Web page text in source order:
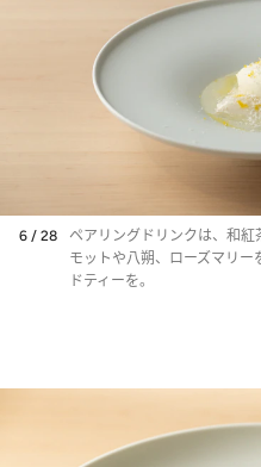
6 / 28
ペアリングドリンクは、和紅
モットや八朔、ローズマリ
ドティーを。